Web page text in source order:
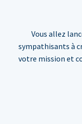
Vous allez
sympathisants à
votre mission et